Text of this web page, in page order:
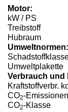
Motor:
kW / PS
Treibstoff
Hubraum
Umweltnormen:
Umweltplakette
Verbrauch und
Kraftstoffverbr.
CO2-
CO2-Klasse